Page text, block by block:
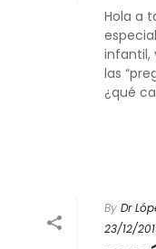
Hola a
infantil,
las
¿qué
By Dr
23/12/